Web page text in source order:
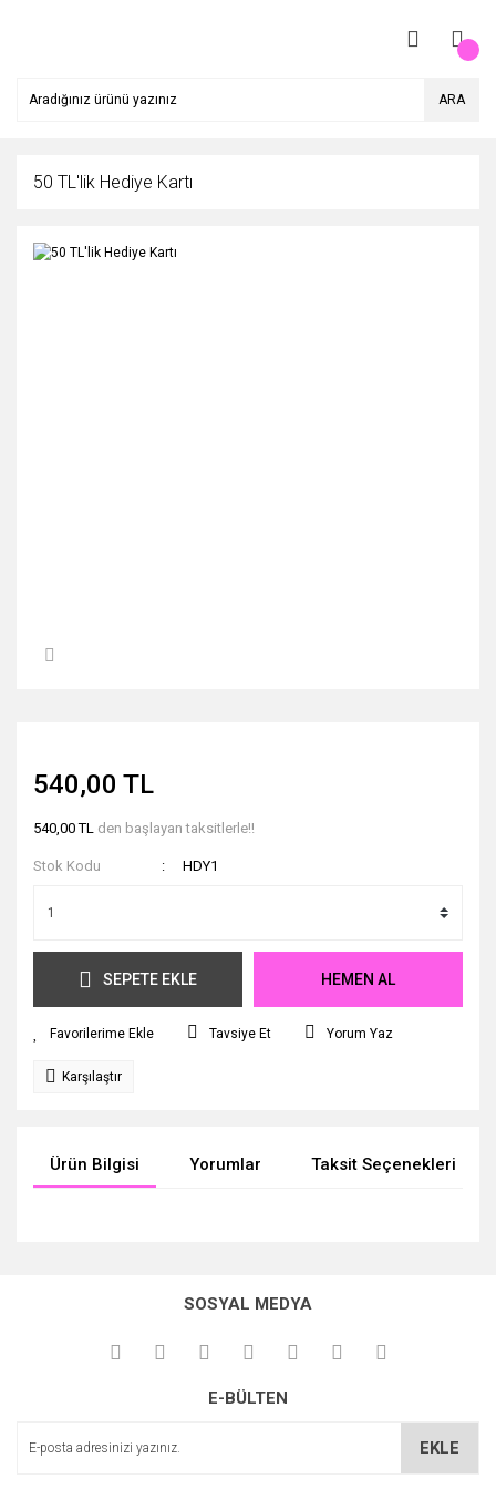
ARA
50 TL'lik Hediye Kartı
540,00 TL
540,00 TL den başlayan taksitlerle!!
Stok Kodu HDY1
SEPETE EKLE HEMEN AL
Tavsiye Et Yorum Yaz
Karşılaştır
Ürün Bilgisi Yorumlar Taksit Seçenekleri
kullanarak tarafımıza iletebilirsiniz.
Görüş ve önerileriniz için teşekkür ederiz.
Ürün açıklamasında eksik bilgiler bulunuyor.
SOSYAL MEDYA
E-BÜLTEN
EKLE